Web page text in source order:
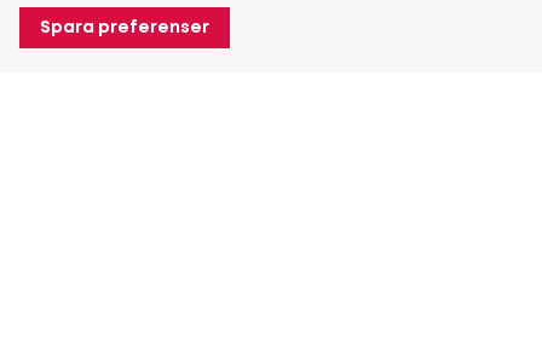
Spara preferenser